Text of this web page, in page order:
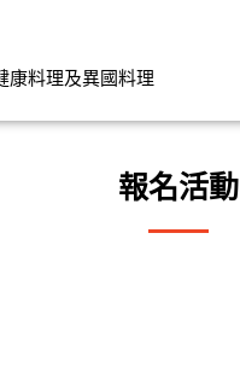
康料理及異國料理
報名活動